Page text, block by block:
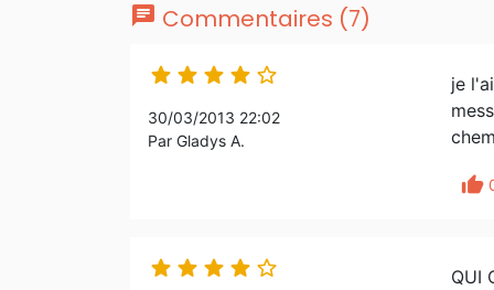
chat Commentaires (7)
    
30/03/2013 22:02
Par Gladys A.
je
thumb_up
    
QUI